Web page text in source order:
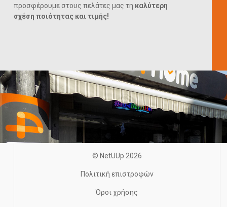
προσφέρουμε στους πελάτες μας τη καλύτερη
σχέση ποιότητας και τιμής!
© NetUUp 2026
Πολιτική επιστροφών
Όροι χρήσης